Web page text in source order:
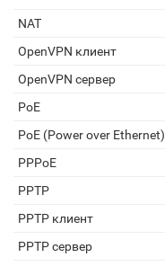
NAT
OpenVPN клиент
OpenVPN сервер
PoE
PoE (Power over Ethernet)
PPPoE
PPTP
PPTP клиент
PPTP сервер